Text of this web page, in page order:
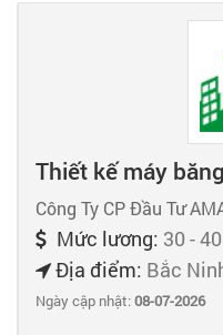
Thiết kế máy
Công Ty CP Đầu Tư
Mức lương: 30 -
Địa điểm: Bắc
Ngày cập nhật:08-07-2026